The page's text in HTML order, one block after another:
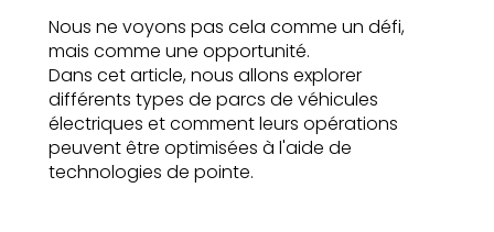
Nous ne voyons pas cela comme un défi,
mais comme une opportunité.
Dans cet article, nous allons explorer
différents types de parcs de véhicules
électriques et comment leurs opérations
peuvent être optimisées à l'aide de
technologies de pointe.